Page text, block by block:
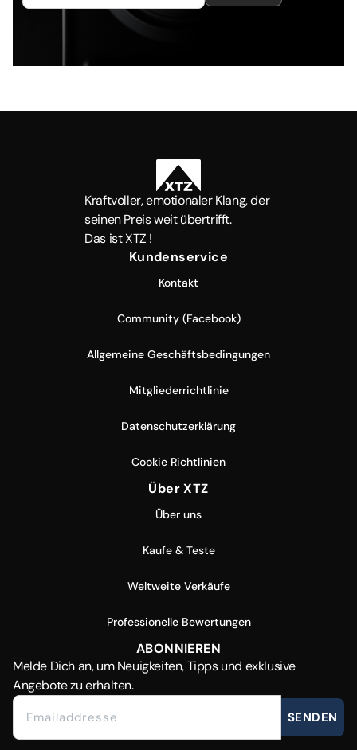
Kraftvoller, emotionaler Klang, der
seinen Preis weit übertrifft.
Das ist XTZ !
Kundenservice
Kontakt
Community (Facebook)
Allgemeine Geschäftsbedingungen
Mitgliederrichtlinie
Datenschutzerklärung
Cookie Richtlinien
Über XTZ
Über uns
Kaufe & Teste
Weltweite Verkäufe
Professionelle Bewertungen
ABONNIEREN
Melde Dichan, um Neuigkeiten, Tipps und exklusive
Angebote zu erhalten.
SENDEN